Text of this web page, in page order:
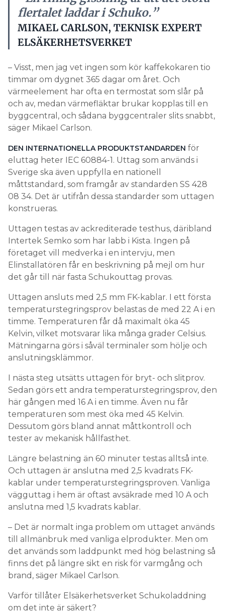
flertalet laddar i Schuko.”
MIKAEL CARLSON, TEKNISK EXPERT
ELSÄKERHETSVERKET
– Visst, men jag vet ingen som kör kaffekokaren tio
timmar om dygnet 365 dagar om året. Och
värmeelement har ofta en termostat som slår på
och av, medan värmefläktar brukar kopplas till en
byggcentral, och sådana byggcentraler slits snabbt,
säger Mikael Carlson.
DEN INTERNATIONELLA PRODUKTSTANDARDEN för
eluttag heter IEC 60884-1. Uttag som används i
Sverige ska även uppfylla en nationell
måttstandard, som framgår av standarden SS 428
08 34. Det är utifrån dessa standarder som uttagen
konstrueras.
Uttagen testas av ackrediterade testhus, däribland
Intertek Semko som har labb i Kista. Ingen på
företaget vill medverka i en intervju, men
Elinstallatören får en beskrivning på mejl om hur
det går till när fasta Schukouttag provas.
Uttagen ansluts med 2,5 mm FK-kablar. I ett första
temperaturstegringsprov belastas de med 22 A i en
timme. Temperaturen får då maximalt öka 45
Kelvin, vilket motsvarar lika många grader Celsius.
Mätningarna görs i såväl terminaler som hölje och
anslutningsklämmor.
I nästa steg utsätts uttagen för bryt- och slitprov.
Sedan görs ett andra temperaturstegringsprov, den
här gången med 16 A i en timme. Även nu får
temperaturen som mest öka med 45 Kelvin.
Dessutom görs bland annat måttkontroll och
tester av mekanisk hållfasthet.
Längre belastning än 60 minuter testas alltså inte.
Och uttagen är anslutna med 2,5 kvadrats FK-
kablar under temperaturstegringsproven. Vanliga
vägguttag i hem är oftast avsäkrade med 10 A och
anslutna med 1,5 kvadrats kablar.
– Det är normalt inga problem om uttaget används
till allmänbruk med vanliga elprodukter. Men om
det används som laddpunkt med hög belastning så
finns det på längre sikt en risk för varmgång och
brand, säger Mikael Carlson.
Varför tillåter Elsäkerhetsverket Schukoladdning
om det inte är säkert?